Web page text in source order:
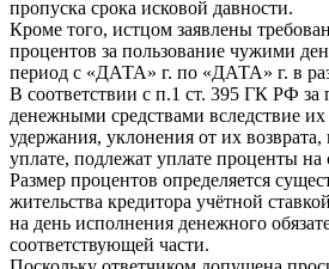
пропуска срока исковой давности.
Кроме того, истцом заявлены
процентов за пользование чужими
период с «ДАТА» г. по «ДАТА» г. в
В соответствии с п.1 ст. 395 ГК РФ за
денежными средствами вследствие
удержания, уклонения от их
уплате, подлежат уплате проценты на
Размер процентов определяется
жительства кредитора учётной
на день исполнения денежного
соответствующей части.